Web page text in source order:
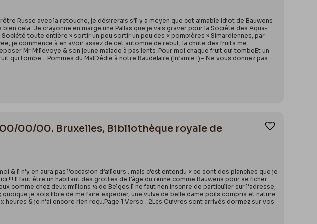
Russe avec la retouche, je désirerais s’il y a moyen que cet aimable idiot de Bauwens
cela. Je crayonne en marge une Pallas que je vais graver pour la Société des Aqua-
toute entière » sortir un peu sortir un peu des « pompières » Simardiennes, par
je commence à en avoir assez de cet automne de rebut, la chute des fruits me
Mr Millevoye & son jeune malade à pas lents :Pour moi chaque fruit qui tombeEt un
qui tombe.…Pommes du MalDédié à notre Baudelaire (Infamie !)– Ne vous donnez pas
00/00. Bruxelles, Bibliothèque royale de
& il n’y en aura pas l’occasion d’ailleurs ; mais c’est entendu « ce sont des planches que je
!!! Il faut être un habitant des grottes de l’âge du renne comme Bauwens pour se ficher
comme chez deux millions ½ de Belges.Il ne faut rien inscrire de particulier sur l’adresse,
je sois libre de me faire expédier, une vulve de belle dame poils compris et nature
& je n’ai encore rien reçu.Page 1 Verso : 2Les Cuivres sont arrivés dormez sur vos
Ajouter